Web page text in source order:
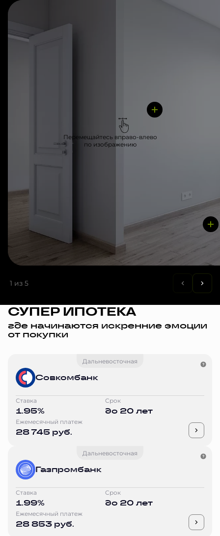
Перемещайтесь вправо-влево
по изображению
1 из 5
СУПЕР ИПОТЕКА
где начинаются искренние эмоции
от покупки
Дальневосточная
Совкомбанк
Ставка
1.95%
Срок
до 20 лет
Ежемесячный платеж
28 745 руб.
Дальневосточная
Газпромбанк
Ставка
1.99%
Срок
до 20 лет
Ежемесячный платеж
28 853 руб.